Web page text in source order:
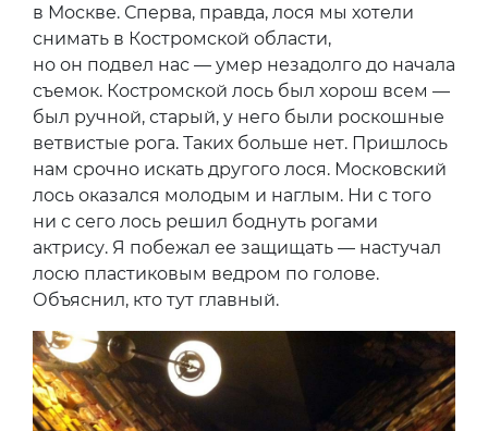
в Москве. Сперва, правда, лося мы хотели
снимать в Костромской области,
но он подвел нас — умер незадолго до начала
съемок. Костромской лось был хорош всем —
был ручной, старый, у него были роскошные
ветвистые рога. Таких больше нет. Пришлось
нам срочно искать другого лося. Московский
лось оказался молодым и наглым. Ни с того
ни с сего лось решил боднуть рогами
актрису. Я побежал ее защищать — настучал
лосю пластиковым ведром по голове.
Объяснил, кто тут главный.